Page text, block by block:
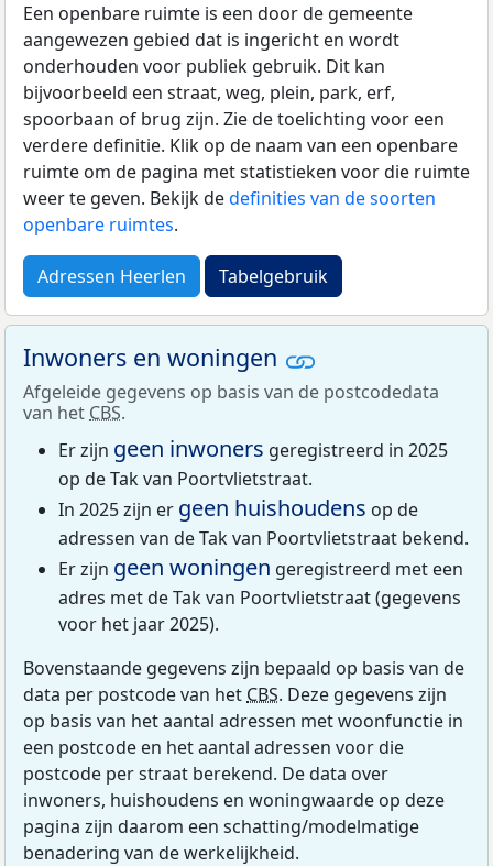
Een openbare ruimte is een door de gemeente
aangewezen gebied dat is ingericht en wordt
onderhouden voor publiek gebruik. Dit kan
bijvoorbeeld een straat, weg, plein, park, erf,
spoorbaan of brug zijn. Zie de toelichting voor een
verdere definitie. Klik op de naam van een openbare
ruimte om de pagina met statistieken voor die ruimte
weer te geven. Bekijk dedefinities van de soorten
openbare ruimtes.
Adressen Heerlen Tabelgebruik
Inwoners en woningen
Afgeleide gegevens op basis van de postcodedata
van het CBS.
Er zijn geen inwoners geregistreerd in 2025
op de Tak van Poortvlietstraat.
In 2025 zijn er geen huishoudens op de
adressen van de Tak van Poortvlietstraat bekend.
Er zijn geen woningen geregistreerd met een
adres met de Tak van Poortvlietstraat (gegevens
voor het jaar 2025).
Bovenstaande gegevens zijn bepaald op basis van de
data per postcode van het CBS. Deze gegevens zijn
op basis van het aantal adressen met woonfunctie in
een postcode en het aantal adressen voor die
postcode per straat berekend. De data over
inwoners, huishoudens en woningwaarde op deze
pagina zijn daarom een schatting/modelmatige
benadering van de werkelijkheid.